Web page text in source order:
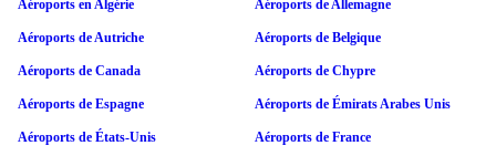
Aéroports en Algérie Aéroports de Allemagne
Aéroports de Autriche Aéroports de Belgique
Aéroports de Canada Aéroports de Chypre
Aéroports de Espagne Aéroports de Émirats Arabes Unis
Aéroports de États-Unis Aéroports de France